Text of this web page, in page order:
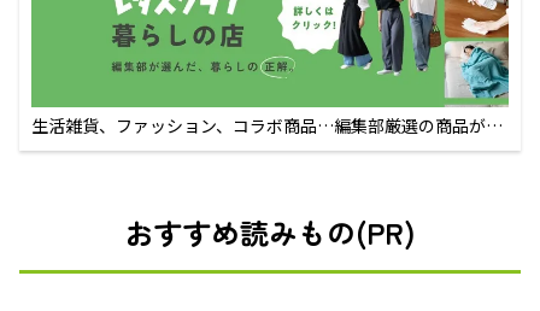
生活雑貨、ファッション、コラボ商品…編集部厳選の商品が買
えるECサイト
おすすめ読みもの(PR)